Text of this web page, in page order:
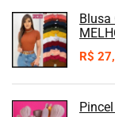
Blusa
R$